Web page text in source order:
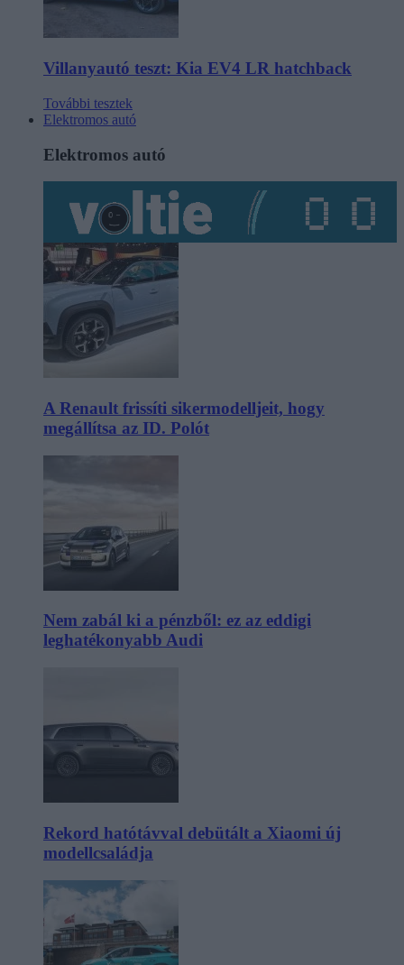
Villanyautó teszt: Kia EV4 LR hatchback
További tesztek
Elektromos autó
Elektromos autó
A Renault frissíti sikermodelljeit, hogy
megállítsa az ID. Polót
Nem zabál ki a pénzből: ez az eddigi
leghatékonyabb Audi
Rekord hatótávval debütált a Xiaomi új
modellcsaládja